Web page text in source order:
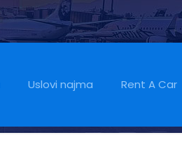
Uslovi najma Rent A Car